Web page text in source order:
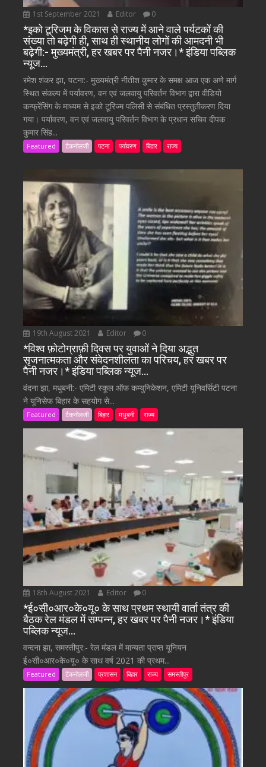
1st September 2021 Editor 0
*इको टूरिजम के विकास से राज्य में आने वाले पर्यटकों की
संख्या तो बढ़ेगी ही, साथ ही स्थानीय लोगों की आमदनी भी
बढ़ेगी:- मुख्यमंत्री, हर खबर पर पैनी नजर।* इंडिया पब्लिक
न्यूज…
रमेश शंकर झा, पटना:- मुख्यमंत्री नीतीश कुमार के समक्ष आज एक अणे मार्ग
स्थित संकल्प में पर्यावरण, वन एवं जलवायु परिवर्तन विभाग द्वारा वीडियो
कन्फ्रेंसिंग के माध्यम से इको टूरिज्म पलिसी से संबंधित प्रस्तुतीकरण दिया
गया। पर्यावरण, वन एवं जलवायु परिवर्तन विभाग के प्रधान सचिव दीपक
कुमार सिंह...
Featured टैकनोलजी पटना पर्यावरण बिहार राज्य
19th August 2021 Editor 0
*विश्व फ़ोटोग्राफ़ी दिवस पर युवाओं ने दिया अद्भुत
सृजनात्मकता और संवेदनशीलता का परिचय, हर खबर पर
पैनी नजर।* इंडिया पब्लिक न्यूज…
वंदना झा, मधुबनी:- एमिटी स्कूल ऑफ कम्युनिकेशन, एमिटी यूनिवर्सिटी पटना
ने यूनिसेफ बिहार के सहयोग से...
Featured टैकनोलजी बिहार मधुबनी राज्य
18th August 2021 Editor 0
*ई०सी०आर०के०यू० के साथ प्रथम स्थायी वार्ता तंत्र की
बैठक रेल मंडल में सम्पन्न, हर खबर पर पैनी नजर।* इंडिया
पब्लिक न्यूज…
वन्दना झा, समस्तीपुर:- रेल मंडल में मान्यता प्राप्त यूनियन
ई०सी०आर०के०यू० के साथ वर्ष 2021 की प्रथम...
Featured टैकनोलजी प्रशासन बिहार राज्य समस्तीपुर